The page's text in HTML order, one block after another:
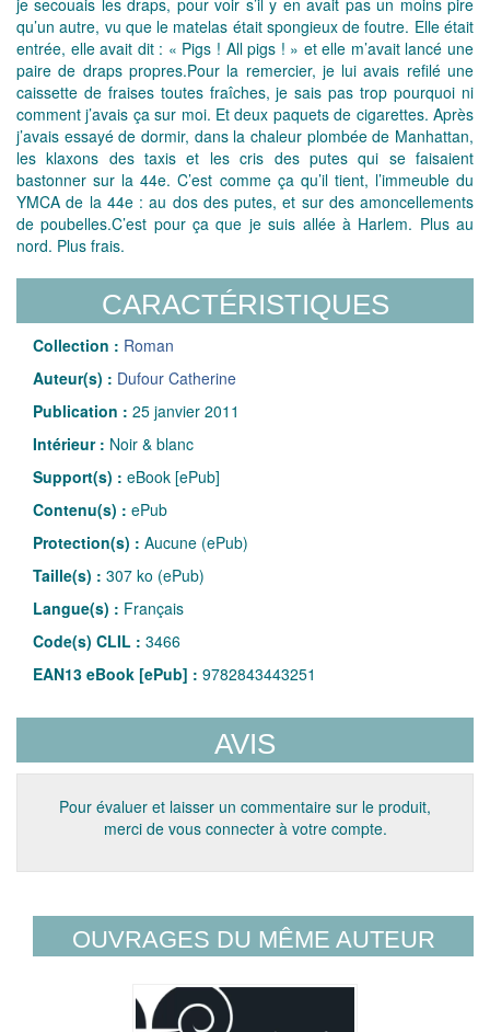
je secouais les draps, pour voir s’il y en avait pas un moins pire
qu’un autre, vu que le matelas était spongieux de foutre. Elle était
entrée, elle avait dit : « Pigs ! All pigs ! » et elle m’avait lancé une
paire de draps propres.Pour la remercier, je lui avais refilé une
caissette de fraises toutes fraîches, je sais pas trop pourquoi ni
comment j’avais ça sur moi. Et deux paquets de cigarettes. Après
j’avais essayé de dormir, dans la chaleur plombée de Manhattan,
les klaxons des taxis et les cris des putes qui se faisaient
bastonner sur la 44e. C’est comme ça qu’il tient, l’immeuble du
YMCA de la 44e : au dos des putes, et sur des amoncellements
de poubelles.C’est pour ça que je suis allée à Harlem. Plus au
nord. Plus frais.
CARACTÉRISTIQUES
Collection : Roman
Auteur(s) : Dufour Catherine
Publication : 25 janvier 2011
Intérieur : Noir & blanc
Support(s) : eBook [ePub]
Contenu(s) : ePub
Protection(s) : Aucune (ePub)
Taille(s) : 307 ko (ePub)
Langue(s) : Français
Code(s) CLIL : 3466
EAN13 eBook [ePub] : 9782843443251
AVIS
Pour évaluer et laisser un commentaire sur le produit,
merci de vous connecter à votre compte.
OUVRAGES DU MÊME AUTEUR